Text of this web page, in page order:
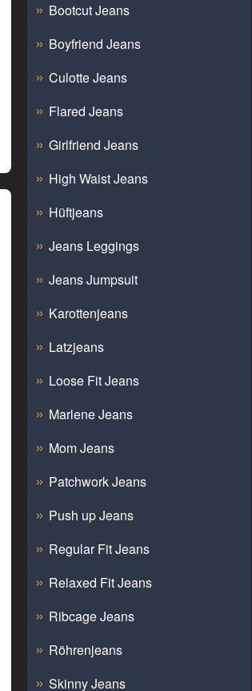
Bootcut Jeans
Boyfriend Jeans
Culotte Jeans
Flared Jeans
Girlfriend Jeans
High Waist Jeans
Hüftjeans
Jeans Leggings
Jeans Jumpsuit
Karottenjeans
Latzjeans
Loose Fit Jeans
Marlene Jeans
Mom Jeans
Patchwork Jeans
Push up Jeans
Regular Fit Jeans
Relaxed Fit Jeans
Ribcage Jeans
Röhrenjeans
Skinny Jeans